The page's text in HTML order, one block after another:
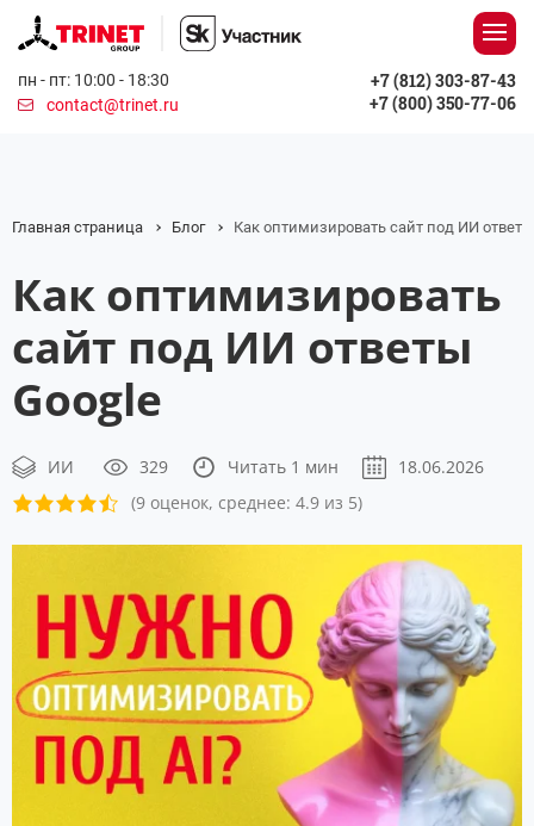
пн - пт: 10:00 - 18:30
contact@trinet.ru
+7 (812) 303-87-43
+7 (800) 350-77-06
Главная страница Блог Как оптимизировать сайт под ИИ
Как оптимизировать
сайт под ИИ ответы
Google
ИИ 329 Читать 1 мин
18.06.2026
(9 оценок, среднее: 4.9 из 5)